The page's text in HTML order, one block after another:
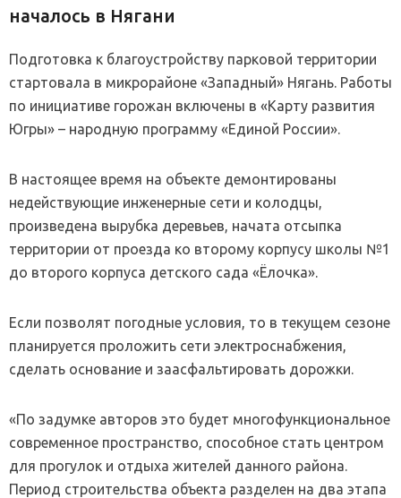
началось в Нягани
Подготовка к благоустройству парковой территории
стартовала в микрорайоне «Западный» Нягань. Работы
по инициативе горожан включены в «Карту развития
Югры» – народную программу «Единой России».
В настоящее время на объекте демонтированы
недействующие инженерные сети и колодцы,
произведена вырубка деревьев, начата отсыпка
территории от проезда ко второму корпусу школы №1
до второго корпуса детского сада «Ёлочка».
Если позволят погодные условия, то в текущем сезоне
планируется проложить сети электроснабжения,
сделать основание и заасфальтировать дорожки.
«По задумке авторов это будет многофункциональное
современное пространство, способное стать центром
для прогулок и отдыха жителей данного района.
Период строительства объекта разделен на два этапа